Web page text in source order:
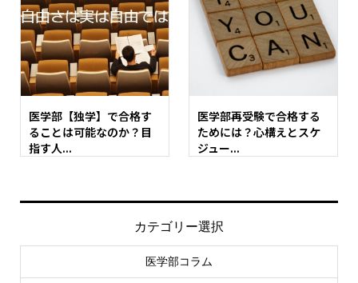
医学部【独学】で合格す
ることは可能なのか？目
指す人...
医学部再受験で合格する
ためには？心構えとスケ
ジュー...
カテゴリー選択
医学部コラム